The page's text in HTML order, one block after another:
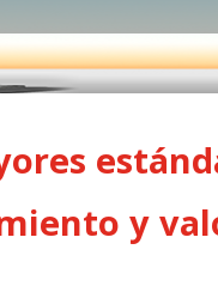
y